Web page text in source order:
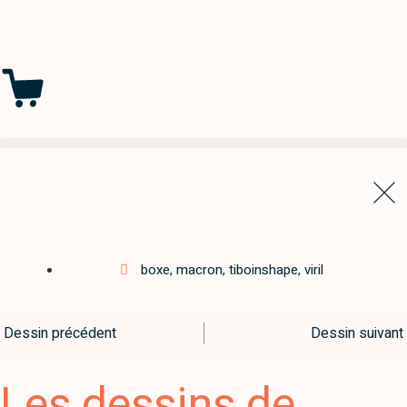
boxe,macron,tiboinshape,viril
Dessin précédent Dessin suivant